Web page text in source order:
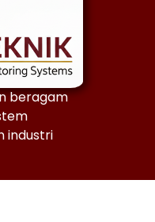
beragam
industri